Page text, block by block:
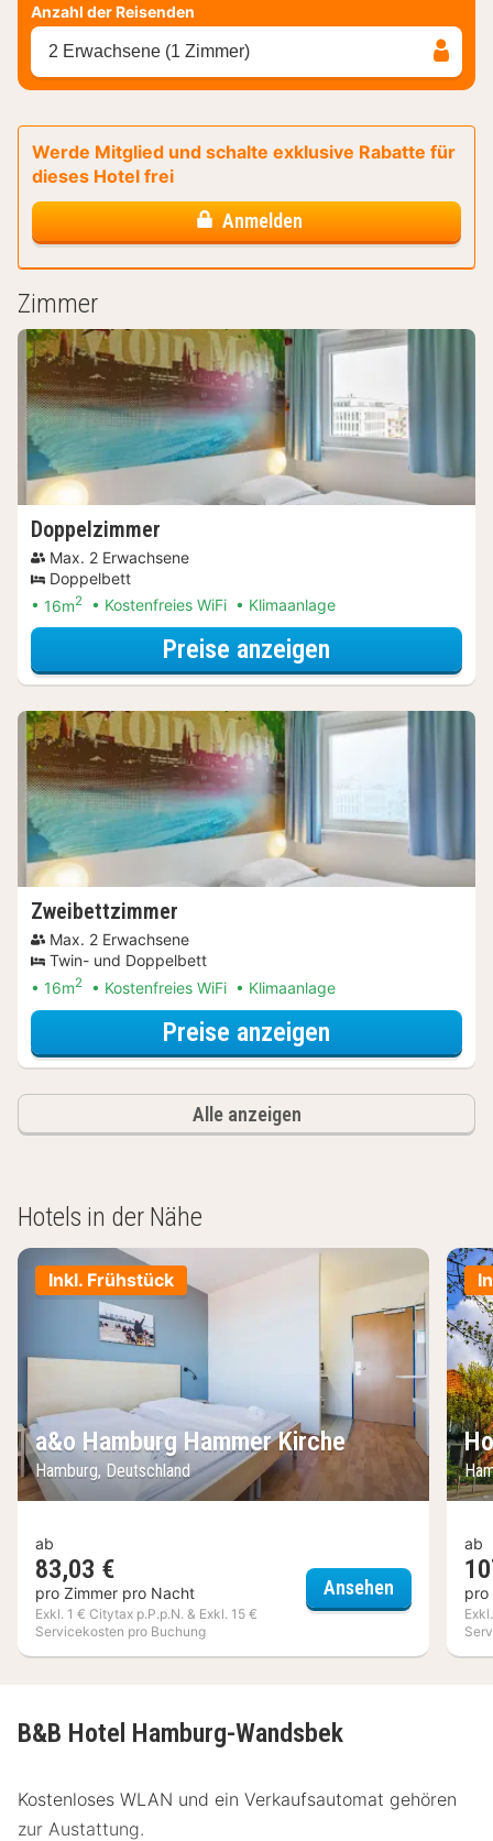
Anzahl der Reisenden
2 Erwachsene (1 Zimmer)
Werde Mitglied und schalte exklusive Rabatte für
dieses Hotel frei
Anmelden
Zimmer
Doppelzimmer
Max. 2 Erwachsene
Doppelbett
16m2 Kostenfreies WiFi Klimaanlage
Preise anzeigen
Zweibettzimmer
Max. 2 Erwachsene
Twin- und Doppelbett
16m2 Kostenfreies WiFi Klimaanlage
Preise anzeigen
Alle anzeigen
Hotels in der Nähe
Inkl. Frühstück
a&o Hamburg Hammer Kirche
Hamburg, Deutschland
ab
83,03 €
pro Zimmer pro Nacht
Exkl. 1 € Citytax p.P.p.N. & Exkl. 15 €
Servicekosten pro Buchung
Ansehen a&o
ab
pro
B&B Hotel Hamburg-Wandsbek
Kostenloses WLAN und ein Verkaufsautomat gehören
zur Austattung.